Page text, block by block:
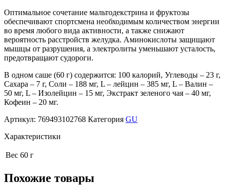
Оптимальное сочетание мальтодекстрина и фруктозы
обеспечивают спортсмена необходимым количеством энергии
во время любого вида активности, а также снижают
вероятность расстройств желудка. Аминокислоты защищают
мышцы от разрушения, а электролиты уменьшают усталость,
предотвращают судороги.
В одном саше (60 г) содержится: 100 калорий, Углеводы – 23 г,
Сахара – 7 г, Соли – 188 мг, L – лейцин – 385 мг, L – Валин –
50 мг, L – Изолейцин – 15 мг, Экстракт зеленого чая – 40 мг,
Кофеин – 20 мг.
Артикул: 769493102768 Категория GU
Характеристики
Вес 60 г
Похожие товары